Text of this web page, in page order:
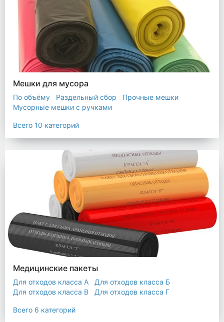
Мешки для мусора
По объёму Раздельный сбор
Прочные мешки
Мусорные мешки с ручками
Прозрачные мешки
Мешки строительные
Мешок для листьев
Всего 10 категорий
Медицинские пакеты
Для отходов класса А
Для отходов класса Б
Для отходов класса В
Для отходов класса Г
Пакеты термостойкие для утилизатора
Всего 6 категорий